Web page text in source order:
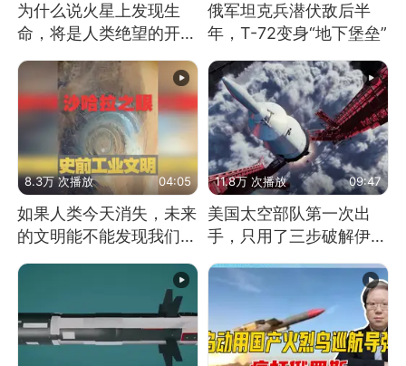
为什么说火星上发现生
命，将是人类绝望的开
始？
俄军坦克兵潜伏敌后半
年，T-72变身“地下堡垒”
8.3万 次播放 04:05
如果人类今天消失，未来
的文明能不能发现我们存
11.8万 次播放 09:47
美国太空部队第一次出
手，只用了三步破解伊朗